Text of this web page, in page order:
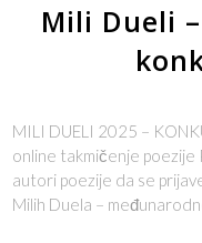
Mili Dueli
MILI DUELI 2025 –
online takmičenje poezije
autori poezije da se
Milih Duela –